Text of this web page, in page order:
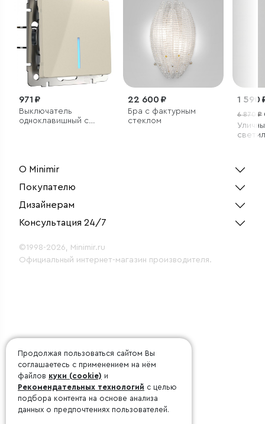
971 ₽
Выключатель
одноклавишный с
22 600 ₽
Бра с фактурным
стеклом
1 590
6 870 ₽
О Minimir
Покупателю
Дизайнерам
Консультация 24/7
©1998-2026, Minimir.ru
Официальный интернет-магазин производителя.
Продолжая пользоваться сайтом Вы
соглашаетесь с применением на нём
файлов куки (cookie) и
Рекомендательных технологий с целью
подбора контента на основе анализа
данных о предпочтениях пользователей.